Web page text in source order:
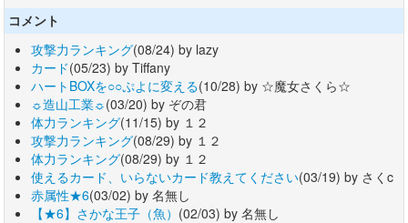
コメント
攻撃力ランキング(08/24) by lazy
カード(05/23) by Tiffany
ハートBOXを○○ぷよに変える(10/28) by ☆魔女さくら☆
☼造山工業☼(03/20) by ぞの君
体力ランキング(11/15) by １２
攻撃力ランキング(08/29) by １２
体力ランキング(08/29) by １２
使えるカード、いらないカード教えてください(03/19) by さくc
赤属性★6(03/02) by 名無し
【★6】さかな王子（魚） (02/03) by 名無し